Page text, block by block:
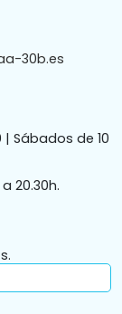
30b.es
| Sábados de 10
20.30h.